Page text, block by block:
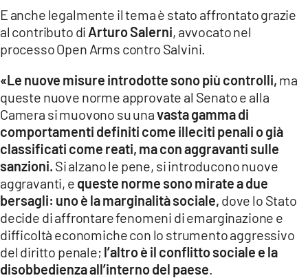
E anche legalmente il tema è stato affrontato grazie
al contributo di Arturo Salerni, avvocato nel
processo Open Arms contro Salvini.
«Le nuove misure introdotte sono più controlli, ma
queste nuove norme approvate al Senato e alla
Camera si muovono su unavasta gamma di
comportamenti definiti come illeciti penali o già
classificati come reati, ma con aggravanti sulle
sanzioni. Si alzano le pene, si introducono nuove
aggravanti, e queste norme sono mirate a due
bersagli: uno è la marginalità sociale, dove lo Stato
decide di affrontare fenomeni di emarginazione e
difficoltà economiche con lo strumento aggressivo
del diritto penale; l’altro è il conflitto sociale e la
disobbedienza all’interno del paese